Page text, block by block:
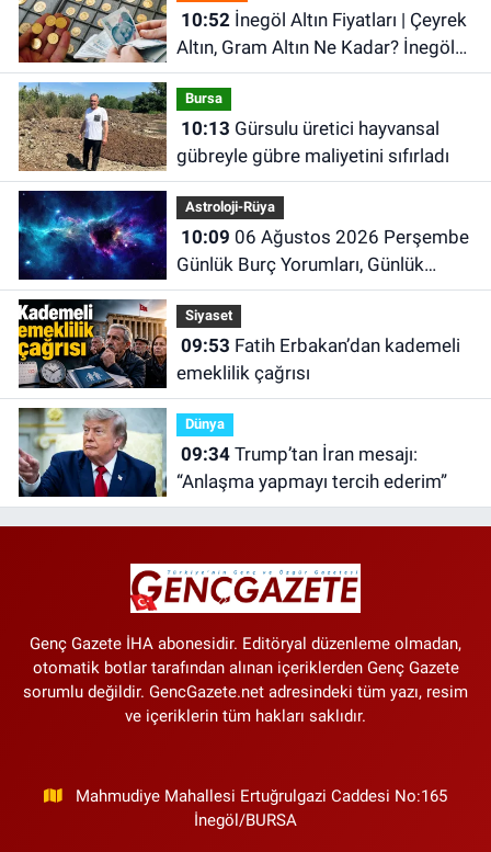
10:52İnegöl Altın Fiyatları | Çeyrek
Altın, Gram Altın Ne Kadar? İnegöl
Kapalı Çarşı'da Altın Ne Kadar?
Bursa
10:13
gübreyle gübre maliyetini sıfırladı
Astroloji-Rüya
10:09
Günlük Burç Yorumları, Günlük
Astroloji Rehberi
Siyaset
09:53
emeklilik çağrısı
Dünya
09:34Trump’tan İran mesajı:
“Anlaşma yapmayı tercih ederim”
Genç Gazete İHA abonesidir. Editöryal düzenleme olmadan,
otomatik botlar tarafından alınan içeriklerden Genç Gazete
sorumlu değildir. GencGazete.net adresindeki tüm yazı, resim
ve içeriklerin tüm hakları saklıdır.
Mahmudiye Mahallesi Ertuğrulgazi Caddesi No:165
İnegöl/BURSA